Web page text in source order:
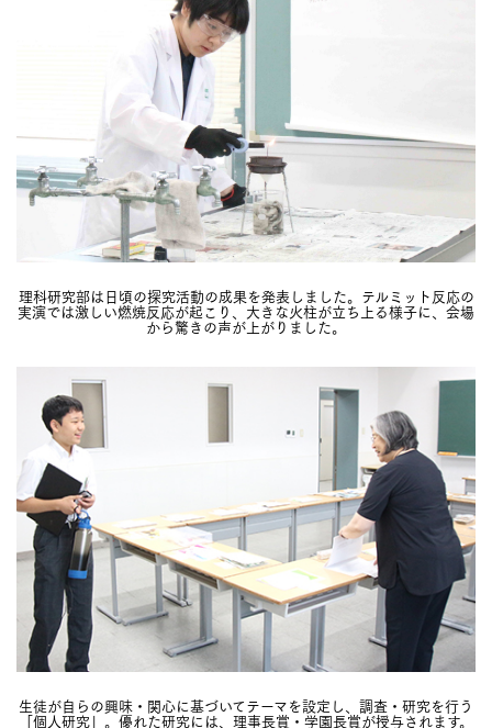
理科研究部は日頃の探究活動の成果を発表しました。テルミット反応の
実演では激しい燃焼反応が起こり、大きな火柱が立ち上る様子に、会場
から驚きの声が上がりました。
生徒が自らの興味・関心に基づいてテーマを設定し、調査・研究を行う
「個人研究」。優れた研究には、理事長賞・学園長賞が授与されます。